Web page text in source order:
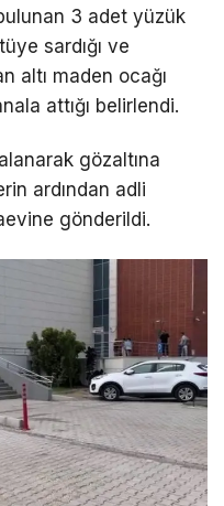
Youtube
TikTok
3 adet yüzük
sardığı ve
altı maden ocağı
attığı belirlendi.
gözaltına
ardından adli
gönderildi.